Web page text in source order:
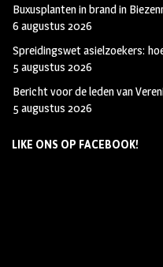
Buxusplanten in brand in
6 augustus 2026
Spreidingswet asielzoekers:
5 augustus 2026
Bericht voor de leden van
5 augustus 2026
LIKE ONS OP FACEBOOK!